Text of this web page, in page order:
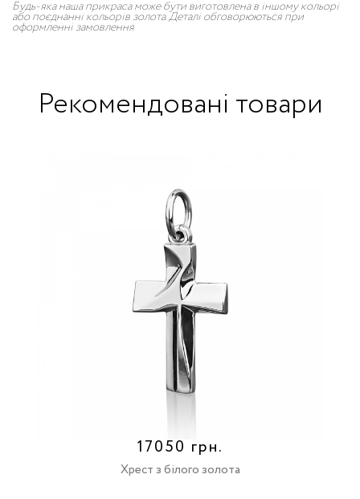
Будь-яка наша прикраса може бути виготовлена в іншому кольорі
або поєднанні кольорів золота. Деталі обговорюються при
оформленні замовлення
Рекомендовані товари
17050 грн.
Хрест з білого золота